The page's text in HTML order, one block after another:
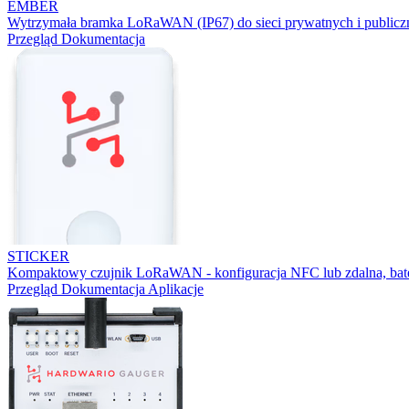
EMBER
Wytrzymała bramka LoRaWAN (IP67) do sieci prywatnych i
Przegląd Dokumentacja
STICKER
Kompaktowy czujnik LoRaWAN - konfiguracja NFC lub zdalna,
Przegląd Dokumentacja Aplikacje